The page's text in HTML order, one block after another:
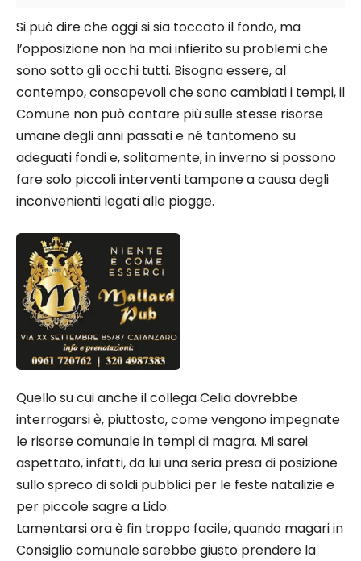
Si può dire che oggi si sia toccato il fondo, ma
l’opposizione non ha mai infierito su problemi che
sono sotto gli occhi tutti. Bisogna essere, al
contempo, consapevoli che sono cambiati i tempi, il
Comune non può contare più sulle stesse risorse
umane degli anni passati e né tantomeno su
adeguati fondi e, solitamente, in inverno si possono
fare solo piccoli interventi tampone a causa degli
inconvenienti legati alle piogge.
Quello su cui anche il collega Celia dovrebbe
interrogarsi è, piuttosto, come vengono impegnate
le risorse comunale in tempi di magra. Mi sarei
aspettato, infatti, da lui una seria presa di posizione
sullo spreco di soldi pubblici per le feste natalizie e
per piccole sagre a Lido.
Lamentarsi ora è fin troppo facile, quando magari in
Consiglio comunale sarebbe giusto prendere la